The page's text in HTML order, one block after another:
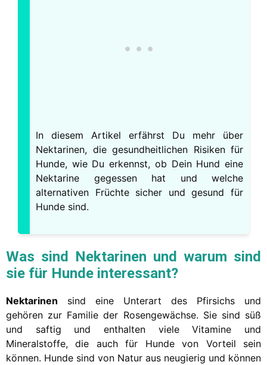
In diesem Artikel erfährst Du mehr über
Nektarinen, die gesundheitlichen Risiken für
Hunde, wie Du erkennst, ob Dein Hund eine
Nektarine gegessen hat und welche
alternativen Früchte sicher und gesund für
Hunde sind.
Was sind Nektarinen und warum sind
sie für Hunde interessant?
Nektarinen sind eine Unterart des Pfirsichs und
gehören zur Familie der Rosengewächse. Sie sind süß
und saftig und enthalten viele Vitamine und
Mineralstoffe, die auch für Hunde von Vorteil sein
können. Hunde sind von Natur aus neugierig und können